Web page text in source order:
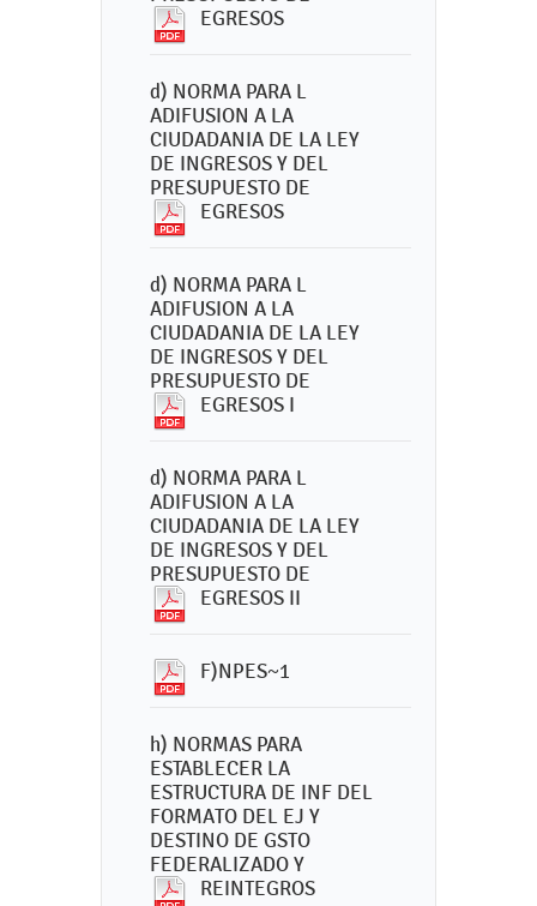
EGRESOS
d) NORMA PARA L
ADIFUSION A LA
CIUDADANIA DE LA LEY
DE INGRESOS Y DEL
PRESUPUESTO DE
EGRESOS
d) NORMA PARA L
ADIFUSION A LA
CIUDADANIA DE LA LEY
DE INGRESOS Y DEL
PRESUPUESTO DE
EGRESOS I
d) NORMA PARA L
ADIFUSION A LA
CIUDADANIA DE LA LEY
DE INGRESOS Y DEL
PRESUPUESTO DE
EGRESOS II
F)NPES~1
h) NORMAS PARA
ESTABLECER LA
ESTRUCTURA DE INF DEL
FORMATO DEL EJ Y
DESTINO DE GSTO
FEDERALIZADO Y
REINTEGROS